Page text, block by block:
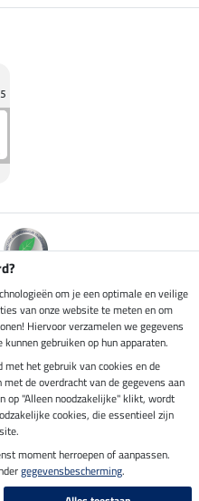
5
om 07:11 uur
om je een optimale en veilige
van onze website te meten en om
Hiervoor verzamelen we gegevens
gebruiken op hun apparaten.
het gebruik van cookies en de
de overdracht van de gegevens aan
op "Alleen noodzakelijke" klikt, wordt
cookies, die essentieel zijn
moment herroepen of aanpassen.
gegevensbescherming.